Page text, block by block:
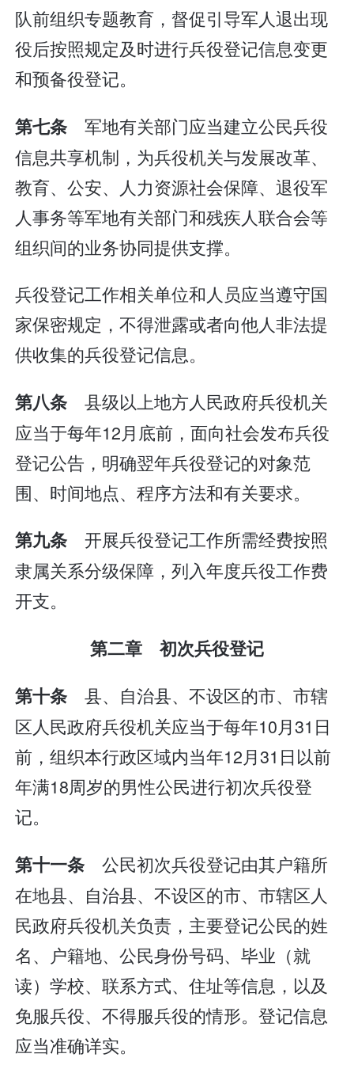
队前组织专题教育，督促引导军人退出现
役后按照规定及时进行兵役登记信息变更
和预备役登记。
第七条军地有关部门应当建立公民兵役
信息共享机制，为兵役机关与发展改革、
教育、公安、人力资源社会保障、退役军
人事务等军地有关部门和残疾人联合会等
组织间的业务协同提供支撑。
兵役登记工作相关单位和人员应当遵守国
家保密规定，不得泄露或者向他人非法提
供收集的兵役登记信息。
第八条县级以上地方人民政府兵役机关
应当于每年12月底前，面向社会发布兵役
登记公告，明确翌年兵役登记的对象范
围、时间地点、程序方法和有关要求。
第九条开展兵役登记工作所需经费按照
隶属关系分级保障，列入年度兵役工作费
开支。
第二章 初次兵役登记
第十条县、自治县、不设区的市、市辖
区人民政府兵役机关应当于每年10月31日
前，组织本行政区域内当年12月31日以前
年满18周岁的男性公民进行初次兵役登
记。
第十一条公民初次兵役登记由其户籍所
在地县、自治县、不设区的市、市辖区人
民政府兵役机关负责，主要登记公民的姓
名、户籍地、公民身份号码、毕业（就
读）学校、联系方式、住址等信息，以及
免服兵役、不得服兵役的情形。登记信息
应当准确详实。